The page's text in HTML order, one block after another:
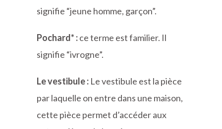
signifie “jeune homme, garçon”.
Pochard* :ce terme est familier. Il
signifie “ivrogne”.
Le vestibule : Le vestibule est la pièce
par laquelle on entre dans une maison,
cette pièce permet d’accéder aux